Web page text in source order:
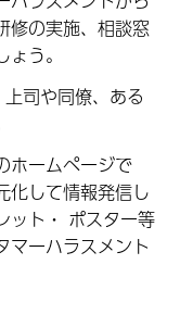
修の実施、相談窓
う。
司や同僚、ある
ホームページで
化して情報発信し
ット・ ポスター等
マーハラスメント